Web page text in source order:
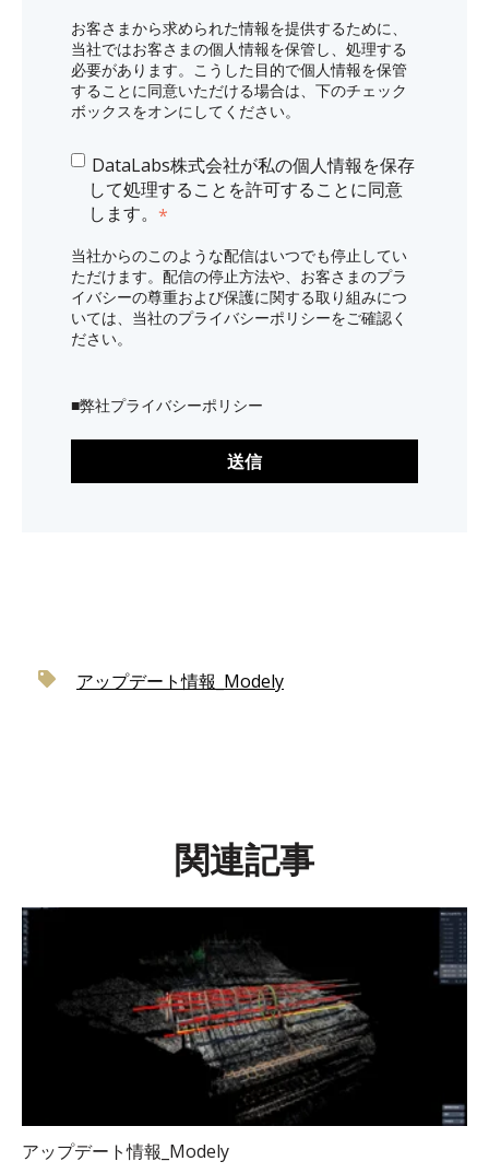
お客さまから求められた情報を提供するために、
当社ではお客さまの個人情報を保管し、処理する
必要があります。こうした目的で個人情報を保管
することに同意いただける場合は、下のチェック
ボックスをオンにしてください。
DataLabs株式会社が私の個人情報を保存
して処理することを許可することに同意
します。 *
当社からのこのような配信はいつでも停止してい
ただけます。配信の停止方法や、お客さまのプラ
イバシーの尊重および保護に関する取り組みにつ
いては、当社のプライバシーポリシーをご確認く
ださい。
■弊社プライバシーポリシー
アップデート情報_Modely
関連記事
アップデート情報_Modely